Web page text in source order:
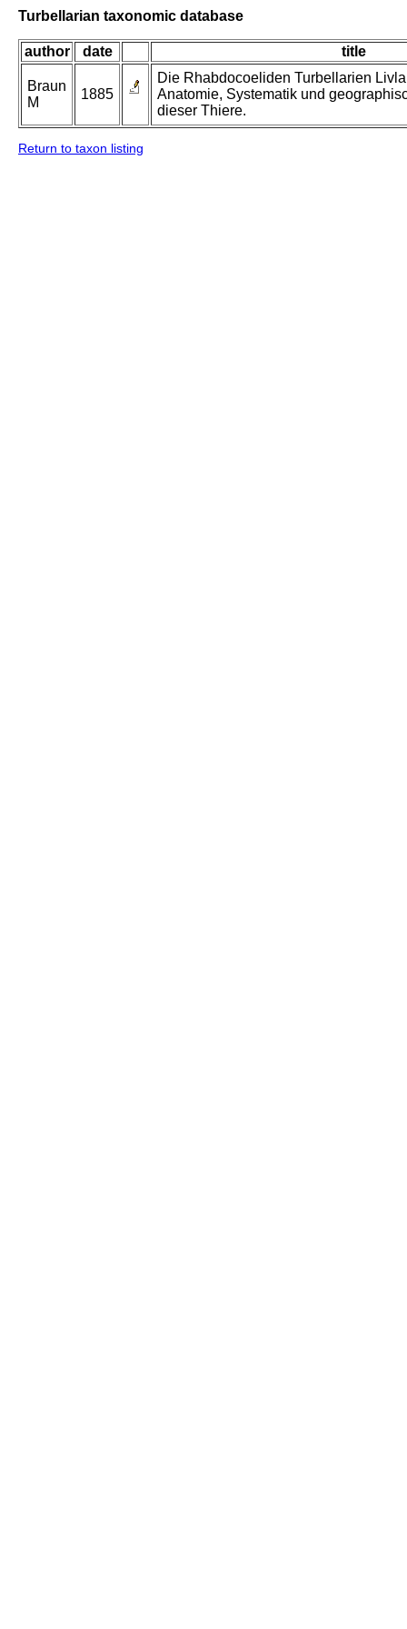
Turbellarian taxonomic database
author date title
Braun
M
1885
Die Rhabdocoeliden Turbellarien
Anatomie, Systematik und
dieser Thiere.
Return to taxon listing